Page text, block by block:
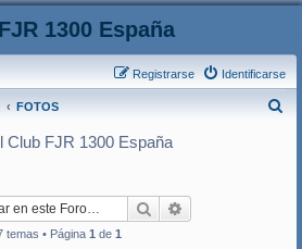
1300 España
Identificarse
Registrarse
FOTOS
Club FJR 1300 España
Buscar
temas • Página 1 de 1